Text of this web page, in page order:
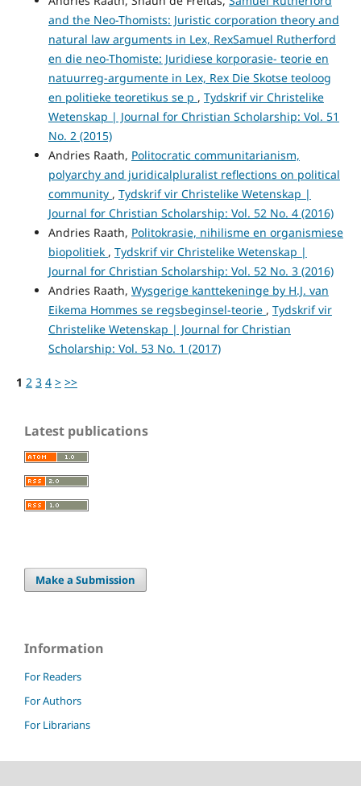
and the Neo-Thomists: Juristic corporation theory and
natural law arguments in Lex, RexSamuel Rutherford
en die neo-Thomiste: Juridiese korporasie- teorie en
natuurreg-argumente in Lex, Rex Die Skotse teoloog
en politieke teoretikus se p , Tydskrif vir Christelike
Wetenskap | Journal for Christian Scholarship: Vol. 51
No. 2 (2015)
Andries Raath, Politocratic communitarianism,
polyarchy and juridicalpluralist reflections on political
community , Tydskrif vir Christelike Wetenskap |
Journal for Christian Scholarship: Vol. 52 No. 4 (2016)
Andries Raath, Politokrasie, nihilisme en organismiese
biopolitiek , Tydskrif vir Christelike Wetenskap |
Journal for Christian Scholarship: Vol. 52 No. 3 (2016)
Andries Raath, Wysgerige kanttekeninge by H.J. van
Eikema Hommes se regsbeginsel-teorie , Tydskrif vir
Christelike Wetenskap | Journal for Christian
Scholarship: Vol. 53 No. 1 (2017)
1 2 3 4 > >>
Latest publications
Make a Submission
Information
For Readers
For Authors
For Librarians